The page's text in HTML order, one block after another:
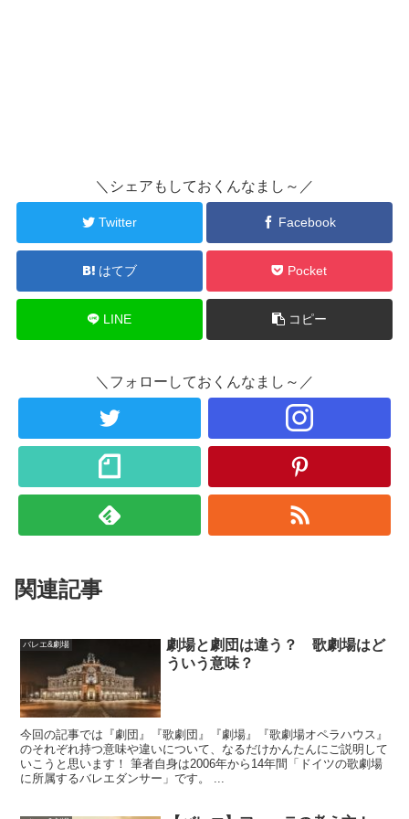
＼シェアもしておくんなまし～／
Twitter Facebook
はてブ Pocket
LINE コピー
＼フォローしておくんなまし～／
関連記事
バレエ&劇場
劇場と劇団は違う？ 歌劇場はど
ういう意味？
今回の記事では『劇団』『歌劇団』『劇場』『歌劇場オペラハウス』
のそれぞれ持つ意味や違いについて、なるだけかんたんにご説明して
いこうと思います！ 筆者自身は2006年から14年間「ドイツの歌劇場
に所属するバレエダンサー」です。 ...